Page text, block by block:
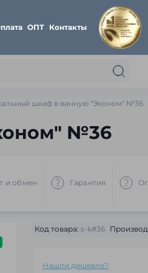
ОПТ Контакты
шкаф в ванную "Эконом" №36
№36
и обмен Гарантия
Код товара: s-k#36
Нашли дешевле?